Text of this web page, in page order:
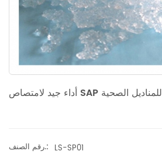
أداء جيد لامتصاص SAP للمناديل الصحية
رقم الصنف.: LS-SP01